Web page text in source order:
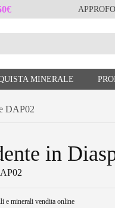
MINERALE
DAP02
in
e minerali vendita online